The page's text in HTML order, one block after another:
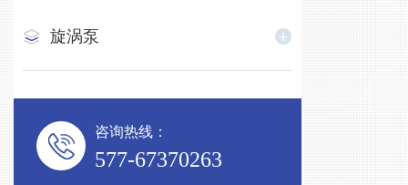
旋涡泵
咨询热线：
577-67370263